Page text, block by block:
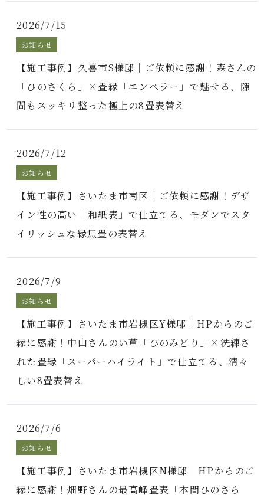
2026/7/15
お知らせ
【施工事例】久喜市S様邸｜ご依頼に感謝！森さんの
「ひのさくら」×畳縁「エンペラー」で魅せる、隙
間もスッキリ整った極上の8畳表替え
2026/7/12
お知らせ
【施工事例】さいたま市南区｜ご依頼に感謝！デザ
イン性の高い「和紙表」で仕立てる、モダンでスタ
イリッシュな縁無畳の表替え
2026/7/9
お知らせ
【施工事例】さいたま市岩槻区Y様邸｜HPからのご
縁に感謝！中山さんのい草「ひのみどり」×洗練さ
れた畳縁「スーパーハイライト」で仕立てる、清々
しい8畳表替え
2026/7/6
お知らせ
【施工事例】さいたま市岩槻区N様邸｜HPからのご
縁に感謝！畑野さんの最高峰畳表「本間ひのさら